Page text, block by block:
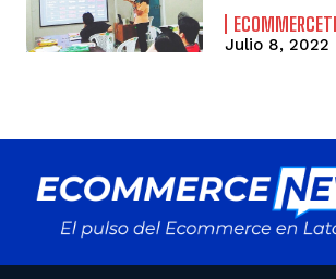
Julio 8, 2022